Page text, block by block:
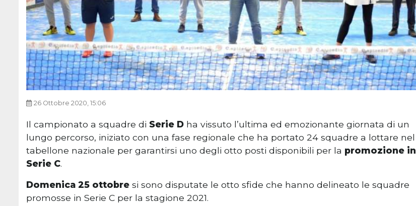
26 Ottobre 2020, 15:06
Il campionato a squadre di Serie D ha vissuto l’ultima ed emozionante giornata di un
lungo percorso, iniziato con una fase regionale che ha portato 24 squadre a lottare nel
tabellone nazionale per garantirsi uno degli otto posti disponibili per la promozione in
Serie C.
Domenica 25 ottobre si sono disputate le otto sfide che hanno delineato le squadre
promosse in Serie C per la stagione 2021.